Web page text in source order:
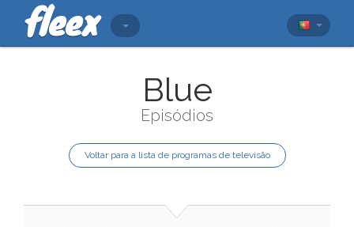
Blue
Episódios
Voltar para a lista de programas de televisão